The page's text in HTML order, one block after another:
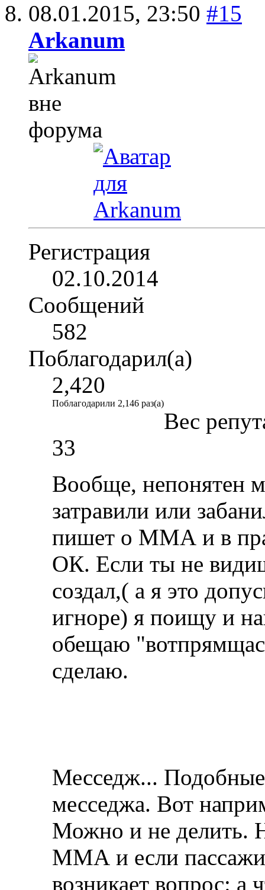
08.01.2015, 23:50 #15
Arkanum
Регистрация
02.10.2014
Сообщений
582
Поблагодарил(а)
2,420
Поблагодарили 2,146 раз(а)
Вес
33
Вообще, непонятен
затравили или
пишет о ММА и в
ОК. Если ты не
создал,( а я это
игноре) я поищу и
обещаю "вотпрямщас
сделаю.
Месседж...
месседжа. Вот
Можно и не делить.
ММА и если
возникает вопрос: а